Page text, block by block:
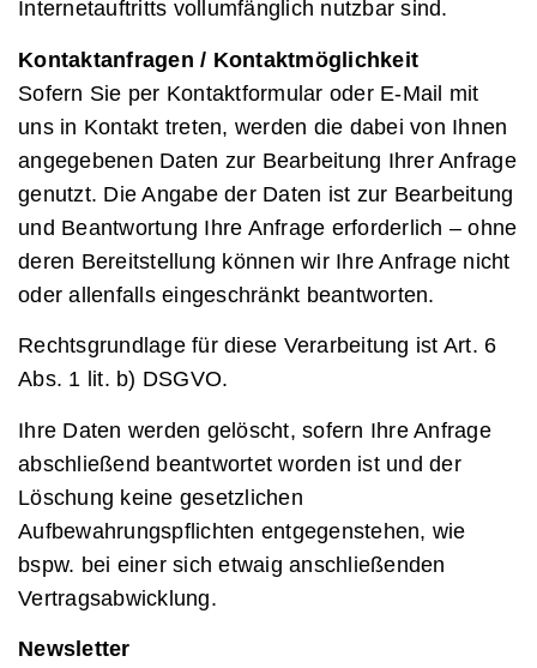
Internetauftritts vollumfänglich nutzbar sind.
Kontaktanfragen / Kontaktmöglichkeit
Sofern Sie per Kontaktformular oder E-Mail mit
uns in Kontakt treten, werden die dabei von Ihnen
angegebenen Daten zur Bearbeitung Ihrer Anfrage
genutzt. Die Angabe der Daten ist zur Bearbeitung
und Beantwortung Ihre Anfrage erforderlich – ohne
deren Bereitstellung können wir Ihre Anfrage nicht
oder allenfalls eingeschränkt beantworten.
Rechtsgrundlage für diese Verarbeitung ist Art. 6
Abs. 1 lit. b) DSGVO.
Ihre Daten werden gelöscht, sofern Ihre Anfrage
abschließend beantwortet worden ist und der
Löschung keine gesetzlichen
Aufbewahrungspflichten entgegenstehen, wie
bspw. bei einer sich etwaig anschließenden
Vertragsabwicklung.
Newsletter